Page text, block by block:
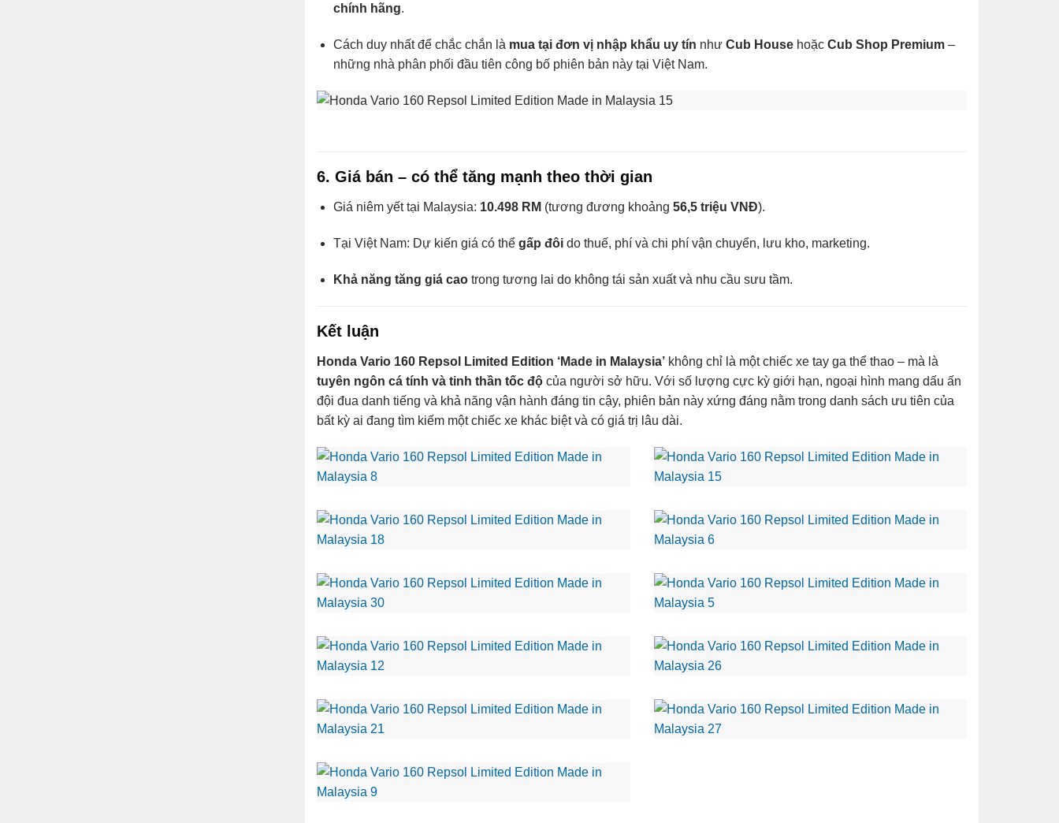
chính hãng.
Cách duy nhất để chắc chắn là mua tại đơn vị nhập khẩu uy tín như Cub Househoặc Cub Shop Premium–
những nhà phân phối đầu tiên công bố phiên bản này tại Việt Nam.
6. Giá bán – có thể tăng mạnh theo thời gian
Giá niêm yết tại Malaysia: 10.498 RM (tương đương khoảng 56,5 triệu VNĐ).
Tại Việt Nam: Dự kiến giá có thể gấp đôido thuế, phí và chi phí vận chuyển, lưu kho, marketing.
Khả năng tăng giá caotrong tương lai do không tái sản xuất và nhu cầu sưu tầm.
Kết luận
Honda Vario 160 Repsol Limited Edition ‘Made in Malaysia’ không chỉ là một chiếc xe tay ga thể thao – mà là
tuyên ngôn cá tính và tinh thần tốc độ của người sở hữu. Với số lượng cực kỳ giới hạn, ngoại hình mang dấu ấn
đội đua danh tiếng và khả năng vận hành đáng tin cậy, phiên bản này xứng đáng nằm trong danh sách ưu tiên của
bất kỳ ai đang tìm kiếm một chiếc xe khác biệt và có giá trị lâu dài.